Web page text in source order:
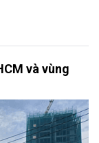
và vùng